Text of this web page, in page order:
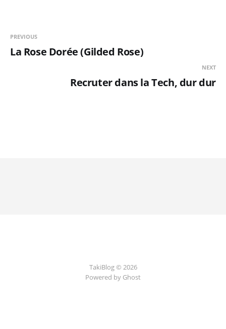
PREVIOUS
La Rose Dorée (Gilded Rose)
NEXT
Recruter dans la Tech, dur dur
TakiBlog © 2026
Powered by Ghost